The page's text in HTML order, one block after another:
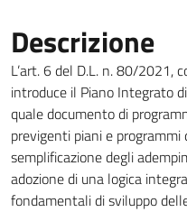
Descrizione
L’art. 6 del D.L. n. 80/2021,
introduce il Piano Integrato
quale documento di
previgenti piani e
semplificazione degli
adozione di una logica
fondamentali di sviluppo